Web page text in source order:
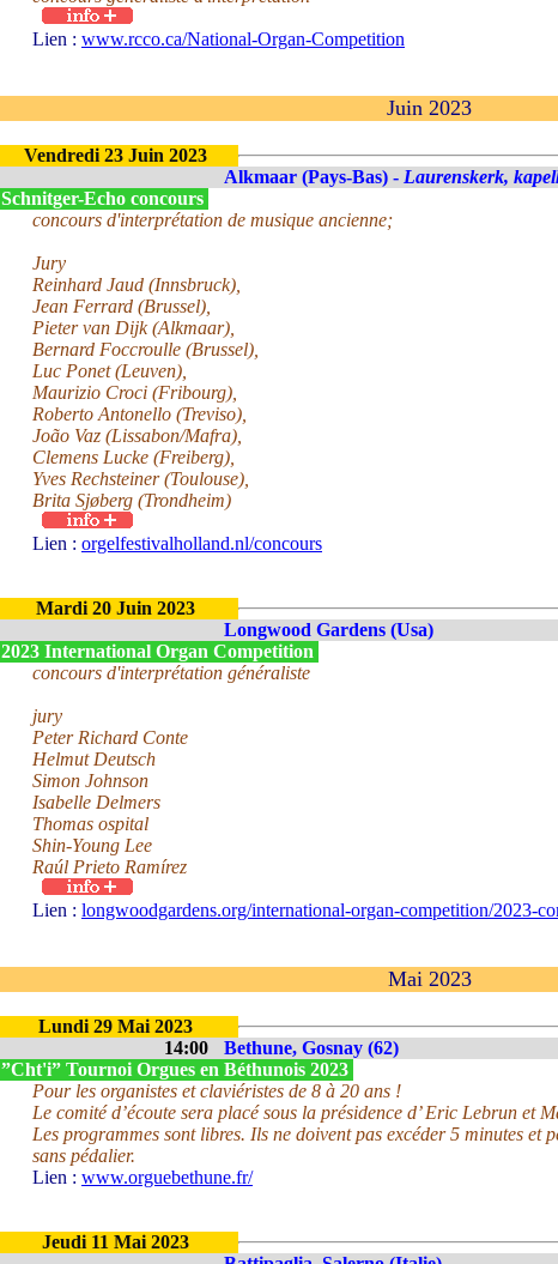
Lien : www.rcco.ca/National-Organ-Competition
Juin 2023
Vendredi 23 Juin 2023
Alkmaar (Pays-Bas) - Laurenskerk,
Schnitger-Echo concours
concours d'interprétation de musique ancienne;
Jury
Reinhard Jaud (Innsbruck),
Jean Ferrard (Brussel),
Pieter van Dijk (Alkmaar),
Bernard Foccroulle (Brussel),
Luc Ponet (Leuven),
Maurizio Croci (Fribourg),
Roberto Antonello (Treviso),
João Vaz (Lissabon/Mafra),
Clemens Lucke (Freiberg),
Yves Rechsteiner (Toulouse),
Brita Sjøberg (Trondheim)
Lien : orgelfestivalholland.nl/concours
Mardi 20 Juin 2023
Longwood Gardens (Usa)
2023 International Organ Competition
concours d'interprétation généraliste
jury
Peter Richard Conte
Helmut Deutsch
Simon Johnson
Isabelle Delmers
Thomas ospital
Shin-Young Lee
Raúl Prieto Ramírez
Lien : longwoodgardens.org/international-organ-competition/2023-
Mai 2023
Lundi 29 Mai 2023
14:00
Bethune, Gosnay (62)
”Cht'i” Tournoi Orgues en Béthunois 2023
Pour les organistes et claviéristes de 8 à 20 ans !
Le comité d’écoute sera placé sous la présidence d’ Eric Lebrun et
Les programmes sont libres. Ils ne doivent pas excéder 5 minutes et
sans pédalier.
Lien : www.orguebethune.fr/
Jeudi 11 Mai 2023